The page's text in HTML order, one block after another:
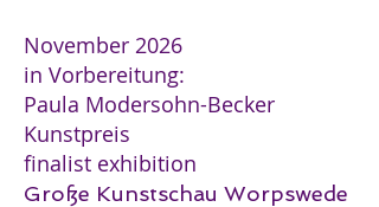
November 2026
in Vorbereitung:
Paula Modersohn-Becker
Kunstpreis
finalist exhibition
Große Kunstschau Worpswede